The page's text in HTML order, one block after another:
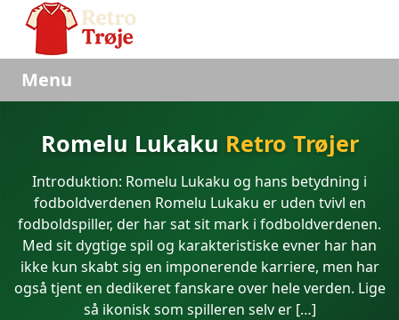
Menu
Romelu Lukaku Retro Trøjer
Introduktion: Romelu Lukaku og hans betydning i
fodboldverdenen Romelu Lukaku er uden tvivl en
fodboldspiller, der har sat sit mark i fodboldverdenen.
Med sit dygtige spil og karakteristiske evner har han
ikke kun skabt sig en imponerende karriere, men har
også tjent en dedikeret fanskare over hele verden. Lige
så ikonisk som spilleren selv er […]